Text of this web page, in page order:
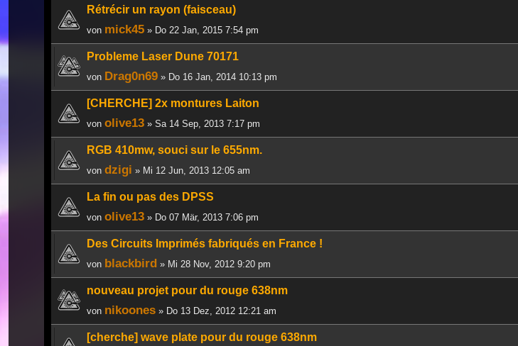
Rétrécir un rayon (faisceau)
von mick45 » Do 22 Jan, 2015 7:54 pm
Probleme Laser Dune 70171
von Drag0n69 » Do 16 Jan, 2014 10:13 pm
[CHERCHE] 2x montures Laiton
von olive13 » Sa 14 Sep, 2013 7:17 pm
RGB 410mw, souci sur le 655nm.
von dzigi » Mi 12 Jun, 2013 12:05 am
La fin ou pas des DPSS
von olive13 » Do 07 Mär, 2013 7:06 pm
Des Circuits Imprimés fabriqués en France !
von blackbird » Mi 28 Nov, 2012 9:20 pm
nouveau projet pour du rouge 638nm
von nikoones » Do 13 Dez, 2012 12:21 am
[cherche] wave plate pour du rouge 638nm